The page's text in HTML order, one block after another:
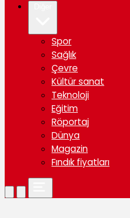
Spor
Sağlık
Çevre
Kültür sanat
Teknoloji
Eğitim
Röportaj
Dünya
Magazin
Fındık fiyatları